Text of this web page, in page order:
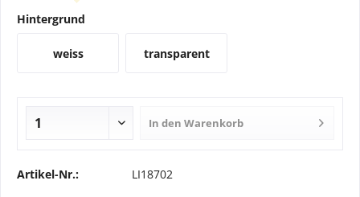
Hintergrund
weiss transparent
In den Warenkorb
Artikel-Nr.: LI18702